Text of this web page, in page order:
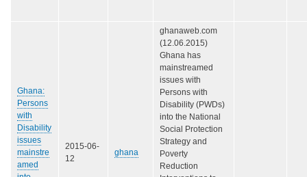
Ghana:
Persons
with
Disability
issues
mainstre
amed
2015-06-
12
ghana
ghanaweb.com
(12.06.2015)
Ghana has
mainstreamed
issues with
Persons with
Disability (PWDs)
into the National
Social Protection
Strategy and
Poverty
Reduction